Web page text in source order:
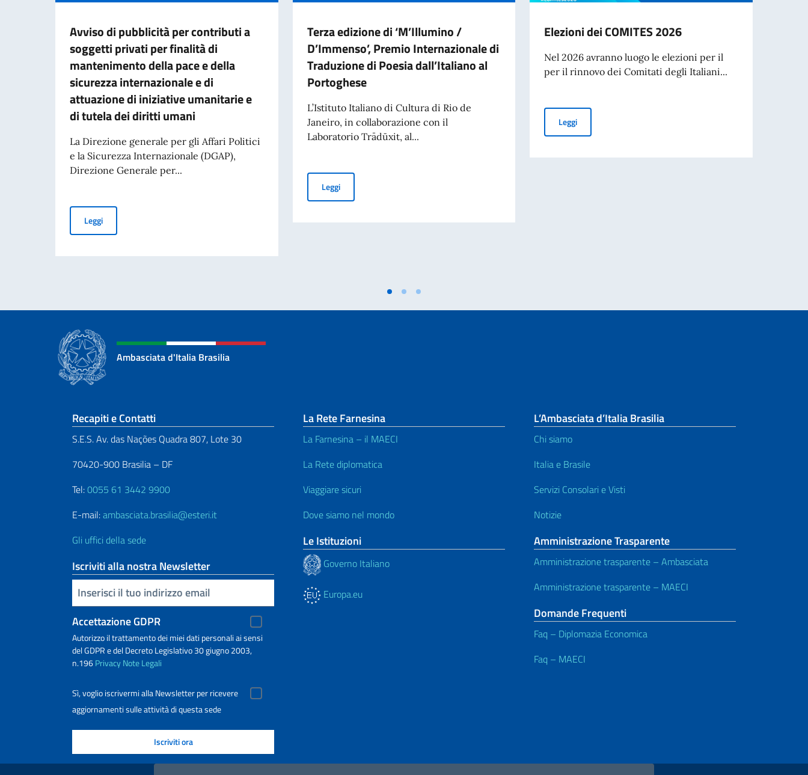
Avviso di pubblicità per contributi a
soggetti privati per finalità di
mantenimento della pace e della
sicurezza internazionale e di
attuazione di iniziative umanitarie e
di tutela dei diritti umani
La Direzione generale per gli Affari Politici
e la Sicurezza Internazionale (DGAP),
Direzione Generale per...
LeggiAvviso di pubblicità per contributi a soggetti privati per finalità di mantenimento della pace e della sicurezza internazionale e di attuazione di iniziative umanitarie e di tutela dei diritti umani
Terza edizione di ‘M’Illumino /
D’Immenso’, Premio Internazionale di
Traduzione di Poesia dall’Italiano al
Portoghese
L’Istituto Italiano di Cultura di Rio de
Janeiro, in collaborazione con il
Laboratorio Trādūxit, al...
LeggiTerza edizione di ‘M’Illumino / D’Immenso’, Premio Internazionale di Traduzione di Poesia dall’Italiano al Portoghese
Elezioni dei COMITES 2026
Nel 2026 avranno luogo le elezioni per il
per il rinnovo dei Comitati degli Italiani...
LeggiElezioni dei COMITES 2026
Ambasciata d'Italia Brasilia
Sezione footer
Recapiti e Contatti
S.E.S. Av. das Nações Quadra 807, Lote 30
70420-900 Brasilia – DF
Tel:0055 61 3442 9900
E-mail:ambasciata.brasilia@esteri.it
Gli uffici della sede
Iscriviti alla nostra Newsletter
Inserisci la tua email
Accettazione GDPR
Autorizzo il trattamento dei miei dati personali ai sensi
del GDPR e del Decreto Legislativo 30 giugno 2003,
n.196PrivacyNote Legali
Sì, voglio iscrivermi alla Newsletter per ricevere
aggiornamenti sulle attività di questa sede
La Rete Farnesina
La Farnesina – il MAECI
La Rete diplomatica
Viaggiare sicuri
Dove siamo nel mondo
Le Istituzioni
Governo Italiano
Europa.eu
L’Ambasciata d’Italia Brasilia
Chi siamo
Italia e Brasile
Servizi Consolari e Visti
Notizie
Amministrazione Trasparente
Amministrazione trasparente – Ambasciata
Amministrazione trasparente – MAECI
Domande Frequenti
Faq – Diplomazia Economica
Faq – MAECI